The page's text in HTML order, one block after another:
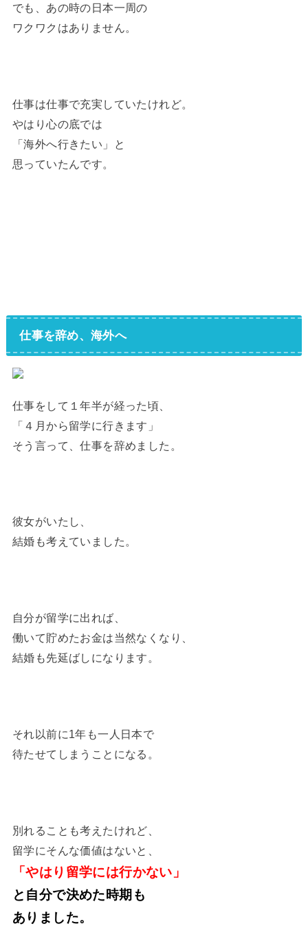
でも、あの時の日本一周の
ワクワクはありません。
仕事は仕事で充実していたけれど。
やはり心の底では
「海外へ行きたい」と
思っていたんです。
仕事を辞め、海外へ
仕事をして１年半が経った頃、
「４月から留学に行きます」
そう言って、仕事を辞めました。
彼女がいたし、
結婚も考えていました。
自分が留学に出れば、
働いて貯めたお金は当然なくなり、
結婚も先延ばしになります。
それ以前に1年も一人日本で
待たせてしまうことになる。
別れることも考えたけれど、
留学にそんな価値はないと、
「やはり留学には行かない」
と自分で決めた時期も
ありました。